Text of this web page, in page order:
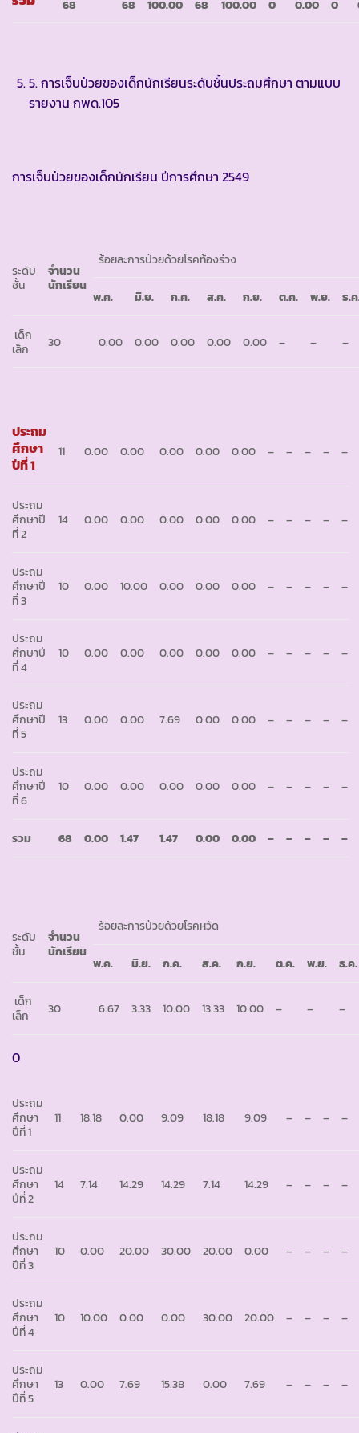
68 68 100.00 68 100.00 0 0.00 0
5. การเจ็บป่วยของเด็กนักเรียนระดับชั้นประถมศึกษา ตามแบบ
รายงาน กพด.105
การเจ็บป่วยของเด็กนักเรียน ปีการศึกษา 2549
ระดับ
ชั้น
จำนวน
นักเรียน
ร้อยละการป่วยด้วยโรคท้องร่วง
พ.ค. มิ.ย. ก.ค. ส.ค. ก.ย. ต.ค. พ.ย. ธ.
เด็ก
เล็ก
30 0.00 0.00 0.00 0.00 0.00 – – –
ประถม
ศึกษา
ปีที่ 1
11 0.00 0.00 0.00 0.00 0.00 – – – – –
ประถม
ศึกษาปี
ที่ 2
14 0.00 0.00 0.00 0.00 0.00 – – – – –
ประถม
ศึกษาปี
ที่ 3
10 0.00 10.00 0.00 0.00 0.00 – – – – –
ประถม
ศึกษาปี
ที่ 4
10 0.00 0.00 0.00 0.00 0.00 – – – – –
ประถม
ศึกษาปี
ที่ 5
13 0.00 0.00 7.69 0.00 0.00 – – – – –
ประถม
ศึกษาปี
ที่ 6
10 0.00 0.00 0.00 0.00 0.00 – – – – –
รวม 68 0.00 1.47 1.47 0.00 0.00 – – – – –
ระดับ
ชั้น
จำนวน
นักเรียน
ร้อยละการป่วยด้วยโรคหวัด
พ.ค. มิ.ย. ก.ค. ส.ค. ก.ย. ต.ค. พ.ย. ธ.ค.
เด็ก
เล็ก
30 6.67 3.33 10.00 13.33 10.00 – – –
0
ประถม
ศึกษา
ปีที่ 1
11 18.18 0.00 9.09 18.18 9.09 – – – –
ประถม
ศึกษา
ปีที่ 2
14 7.14 14.29 14.29 7.14 14.29 – – – –
ประถม
ศึกษา
ปีที่ 3
10 0.00 20.00 30.00 20.00 0.00 – – – –
ประถม
ศึกษา
ปีที่ 4
10 10.00 0.00 0.00 30.00 20.00 – – – –
ประถม
ศึกษา
ปีที่ 5
13 0.00 7.69 15.38 0.00 7.69 – – – –